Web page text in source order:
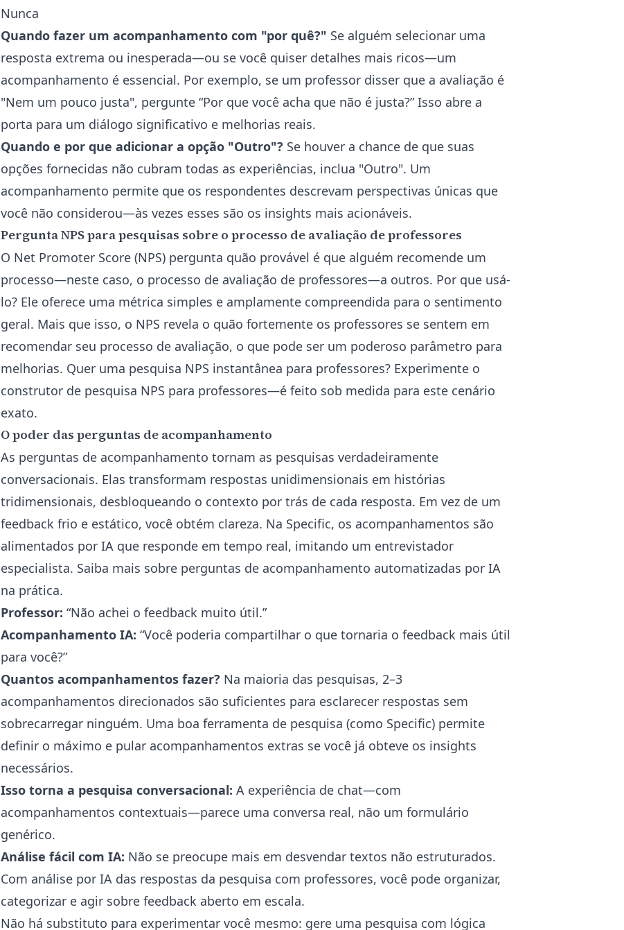
Nunca
Quando fazer um acompanhamento com "por quê?" Se alguém selecionar uma
resposta extrema ou inesperada—ou se você quiser detalhes mais ricos—um
acompanhamento é essencial. Por exemplo, se um professor disser que a avaliação é
"Nem um pouco justa", pergunte “Por que você acha que não é justa?” Isso abre a
porta para um diálogo significativo e melhorias reais.
Quando e por que adicionar a opção "Outro"? Se houver a chance de que suas
opções fornecidas não cubram todas as experiências, inclua "Outro". Um
acompanhamento permite que os respondentes descrevam perspectivas únicas que
você não considerou—às vezes esses são os insights mais acionáveis.
Pergunta NPS para pesquisas sobre o processo de avaliação de professores
O Net Promoter Score (NPS) pergunta quão provável é que alguém recomende um
processo—neste caso, o processo de avaliação de professores—a outros. Por que usá-
lo? Ele oferece uma métrica simples e amplamente compreendida para o sentimento
geral. Mais que isso, o NPS revela o quão fortemente os professores se sentem em
recomendar seu processo de avaliação, o que pode ser um poderoso parâmetro para
melhorias. Quer uma pesquisa NPS instantânea para professores? Experimente o
construtor de pesquisa NPS para professores—é feito sob medida para este cenário
exato.
O poder das perguntas de acompanhamento
As perguntas de acompanhamento tornam as pesquisas verdadeiramente
conversacionais. Elas transformam respostas unidimensionais em histórias
tridimensionais, desbloqueando o contexto por trás de cada resposta. Em vez de um
feedback frio e estático, você obtém clareza. Na Specific, os acompanhamentos são
alimentados por IA que responde em tempo real, imitando um entrevistador
especialista. Saiba mais sobre perguntas de acompanhamento automatizadas por IA
na prática.
Professor: “Não achei o feedback muito útil.”
Acompanhamento IA: “Você poderia compartilhar o que tornaria o feedback mais útil
para você?”
Quantos acompanhamentos fazer? Na maioria das pesquisas, 2–3
acompanhamentos direcionados são suficientes para esclarecer respostas sem
sobrecarregar ninguém. Uma boa ferramenta de pesquisa (como Specific) permite
definir o máximo e pular acompanhamentos extras se você já obteve os insights
necessários.
Isso torna a pesquisa conversacional: A experiência de chat—com
acompanhamentos contextuais—parece uma conversa real, não um formulário
genérico.
Análise fácil com IA: Não se preocupe mais em desvendar textos não estruturados.
Com análise por IA das respostas da pesquisa com professores, você pode organizar,
categorizar e agir sobre feedback aberto em escala.
Não há substituto para experimentar você mesmo: gere uma pesquisa com lógica